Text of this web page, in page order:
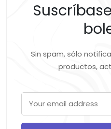
Sin spam, sólo
productos,